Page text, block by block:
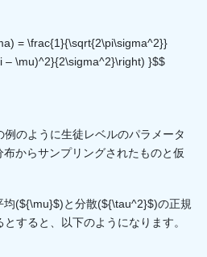
= \frac{1}{\sqrt{2\pi\sigma^2}}
– \mu)^2}{2\sigma^2}\right) }$$
のように生徒レベルのパラメータ
からサンプリングされたものと仮
(${\mu}$)と分散(${\tau^2}$)の正規
すると、以下のようになります。